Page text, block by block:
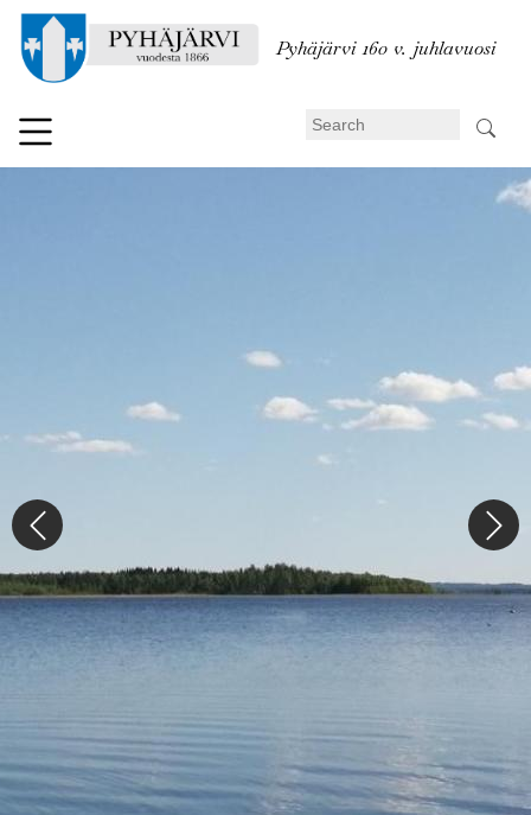
toPyhäjärvi 160 v. juhlavuosi
Search